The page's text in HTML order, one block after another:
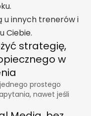
u innych trenerów i
Ciebie.
strategię,
w
prostego
nawet jeśli